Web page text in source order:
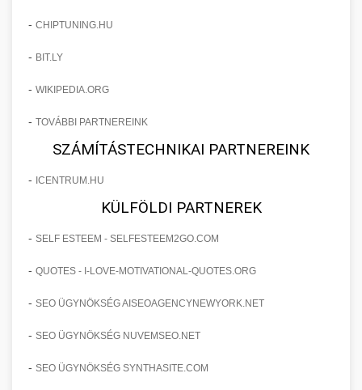
- CHIPTUNING.HU
- BIT.LY
- WIKIPEDIA.ORG
- TOVÁBBI PARTNEREINK
SZÁMÍTÁSTECHNIKAI PARTNEREINK
- ICENTRUM.HU
KÜLFÖLDI PARTNEREK
- SELF ESTEEM - SELFESTEEM2GO.COM
- QUOTES - I-LOVE-MOTIVATIONAL-QUOTES.ORG
- SEO ÜGYNÖKSÉG AISEOAGENCYNEWYORK.NET
- SEO ÜGYNÖKSÉG NUVEMSEO.NET
- SEO ÜGYNÖKSÉG SYNTHASITE.COM